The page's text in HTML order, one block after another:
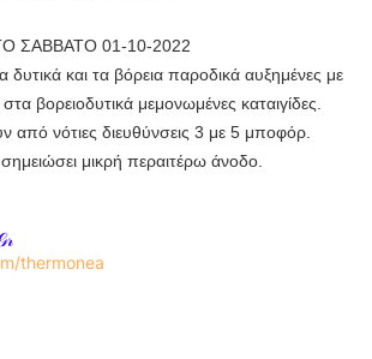
ΣΑΒΒΑΤΟ 01-10-2022
δυτικά και τα βόρεια παροδικά αυξημένες με
βορειοδυτικά μεμονωμένες καταιγίδες.
από νότιες διευθύνσεις 3 με 5 μποφόρ.
μικρή περαιτέρω άνοδο.
thermonea